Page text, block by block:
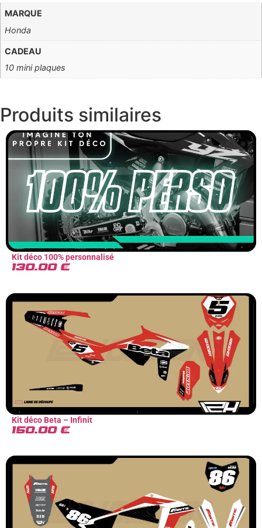
MARQUE
Honda
CADEAU
10 mini plaques
Produits similaires
Kit déco 100% personnalisé
130.00 €
Kit déco Beta – Infinit
150.00 €